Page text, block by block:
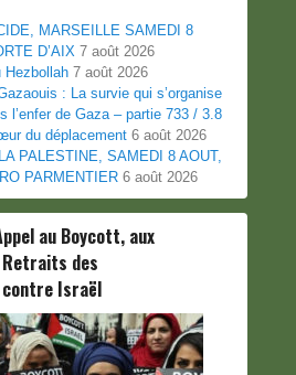
MARSEILLE SAMEDI 8
D’AIX 7 août 2026
Hezbollah 7 août 2026
: La survie qui s’organise
l’enfer de Gaza – partie 733 / 3.8
du déplacement 6 août 2026
PALESTINE, SAMEDI 8 AOUT,
PARMENTIER 6 août 2026
au Boycott, aux
des
Israël